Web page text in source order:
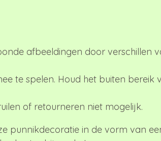
afbeeldingen door verschillen
te spelen. Houd het buiten bereik
of retourneren niet mogelijk.
punnikdecoratie in de vorm van